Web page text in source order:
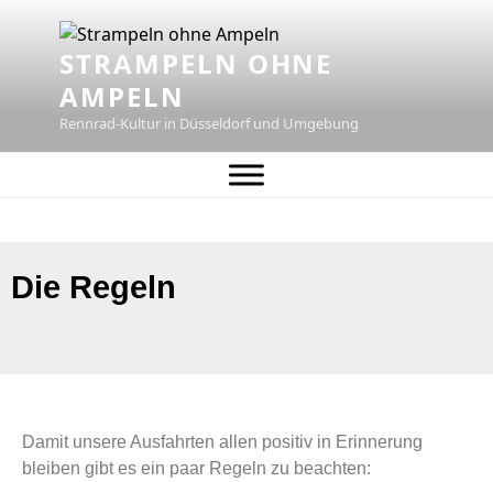
STRAMPELN OHNE
AMPELN
Rennrad-Kultur in Düsseldorf und Umgebung
Die Regeln
Damit unsere Ausfahrten allen positiv in Erinnerung
bleiben gibt es ein paar Regeln zu beachten: